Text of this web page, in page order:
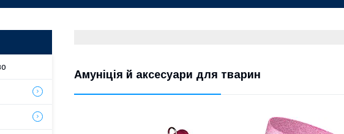
Амуніція й аксесуари для тварин